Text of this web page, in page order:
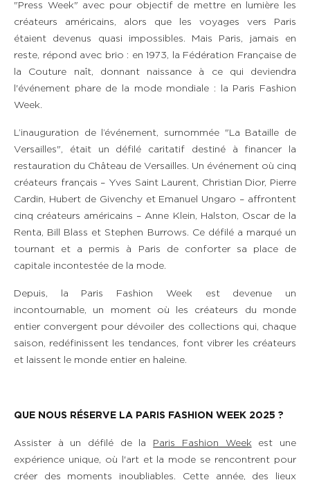
"Press Week" avec pour objectif de mettre en lumière les
créateurs américains, alors que les voyages vers Paris
étaient devenus quasi impossibles. Mais Paris, jamais en
reste, répond avec brio : en 1973, la Fédération Française de
la Couture naît, donnant naissance à ce qui deviendra
l'événement phare de la mode mondiale : la Paris Fashion
Week.
L’inauguration de l’événement, surnommée "La Bataille de
Versailles", était un défilé caritatif destiné à financer la
restauration du Château de Versailles. Un événement où cinq
créateurs français – Yves Saint Laurent, Christian Dior, Pierre
Cardin, Hubert de Givenchy et Emanuel Ungaro – affrontent
cinq créateurs américains – Anne Klein, Halston, Oscar de la
Renta, Bill Blass et Stephen Burrows. Ce défilé a marqué un
tournant et a permis à Paris de conforter sa place de
capitale incontestée de la mode.
Depuis, la Paris Fashion Week est devenue un
incontournable, un moment où les créateurs du monde
entier convergent pour dévoiler des collections qui, chaque
saison, redéfinissent les tendances, font vibrer les créateurs
et laissent le monde entier en haleine.
QUE NOUS R ÉSERVE LA PARIS FASHION WEEK 2025 ?
Assister à un défilé de la Paris Fashion Week est une
expérience unique, où l'art et la mode se rencontrent pour
créer des moments inoubliables. Cette année, des lieux